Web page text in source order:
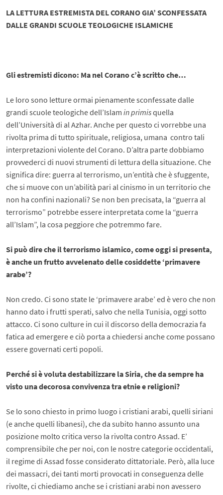
LA LETTURA ESTREMISTA DEL CORANO GIA’ SCONFESSATA
DALLE GRANDI SCUOLE TEOLOGICHE ISLAMICHE
Gli estremisti dicono: Ma nel Corano c’è scritto che…
Le loro sono letture ormai pienamente sconfessate dalle
grandi scuole teologiche dell’Islamin primisquella
dell’Università di al Azhar. Anche per questo ci vorrebbe una
rivolta prima di tutto spirituale, religiosa, umana contro tali
interpretazioni violente del Corano. D’altra parte dobbiamo
provvederci di nuovi strumenti di lettura della situazione. Che
significa dire: guerra al terrorismo, un’entità che è sfuggente,
che si muove con un’abilità pari al cinismo in un territorio che
non ha confini nazionali? Se non ben precisata, la “guerra al
terrorismo” potrebbe essere interpretata come la “guerra
all’Islam”, la cosa peggiore che potremmo fare.
Si può dire che il terrorismo islamico, come oggi si presenta,
è anche un frutto avvelenato delle cosiddette ‘primavere
arabe’?
Non credo. Ci sono state le ‘primavere arabe’ ed è vero che non
hanno dato i frutti sperati, salvo che nella Tunisia, oggi sotto
attacco. Ci sono culture in cui il discorso della democrazia fa
fatica ad emergere e ciò porta a chiedersi anche come possano
essere governati certi popoli.
Perché si è voluta destabilizzare la Siria, che da sempre ha
visto una decorosa convivenza tra etnie e religioni?
Se lo sono chiesto in primo luogo i cristiani arabi, quelli siriani
(e anche quelli libanesi), che da subito hanno assunto una
posizione molto critica verso la rivolta contro Assad. E’
comprensibile che per noi, con le nostre categorie occidentali,
il regime di Assad fosse considerato dittatoriale. Però, alla luce
dei massacri, dei tanti morti provocati in conseguenza delle
rivolte, ci chiediamo anche se i cristiani arabi non avessero